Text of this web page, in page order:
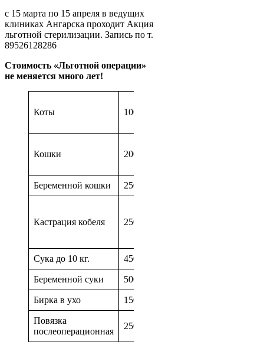
с 15 марта по 15 апреля в ведущих
клиниках Ангарска проходит Акция
льготной стерилизации. Запись по т.
89526128286
Стоимость «Льготной операции»
не меняется много лет!
Коты 1000р.
Кошки 2000р.
Беременной кошки 2500р.
Кастрация кобеля 2500р.
Сука до 10 кг. 4500р.
Беременной суки 5000р.
Бирка в ухо 150р.
Повязка
послеоперационная
250р.